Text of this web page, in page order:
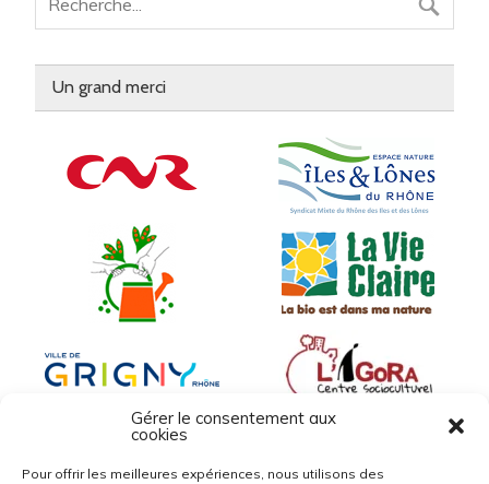
Gérer le consentement aux
cookies
Pour offrir les meilleures expériences, nous utilisons des
Un grand merci